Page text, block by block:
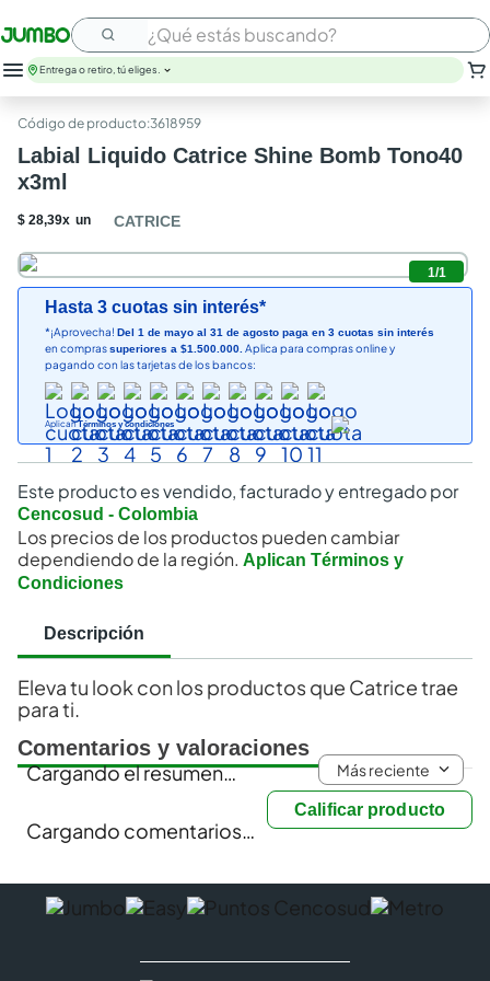
¿Qué estás buscando?
Entrega o retiro, tú eliges.
:3618959
Labial Liquido Catrice Shine Bomb Tono40
x3ml
$ 28,39x un CATRICE
1/1
Hasta 3 cuotas sin interés*
*¡Aprovecha! Del 1 de mayo al 31 de agosto paga en 3 cuotas sin interés
en comprassuperiores a $1.500.000. Aplica para compras online y
pagando con las tarjetas de los bancos:
AplicanTérminos y condiciones
Este producto es vendido, facturado y entregado por
Cencosud - Colombia
Los precios de los productos pueden cambiar
dependiendo de la región. Aplican Términos y
Condiciones
Descripción
Eleva tu look con los productos que Catrice trae
para ti.
Comentarios y valoraciones
Calificar producto
Cargando el resumen… Más reciente
Cargando comentarios…